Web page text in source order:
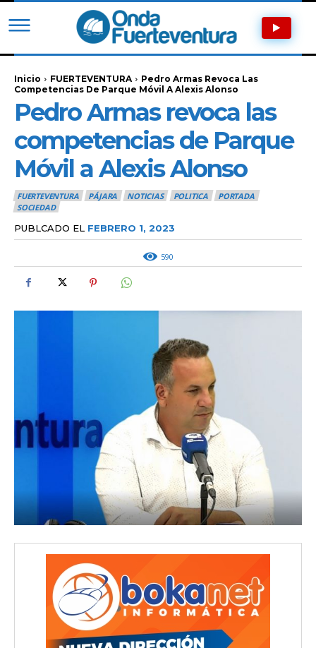
Inicio FUERTEVENTURA
Pedro Armas Revoca Las
Competencias De Parque Móvil A Alexis Alonso
Pedro Armas revoca las
competencias de Parque
Móvil a Alexis Alonso
FUERTEVENTURA PÁJARA NOTICIAS POLITICA
PORTADA
SOCIEDAD
PUBLCADO EL FEBRERO 1, 2023
590